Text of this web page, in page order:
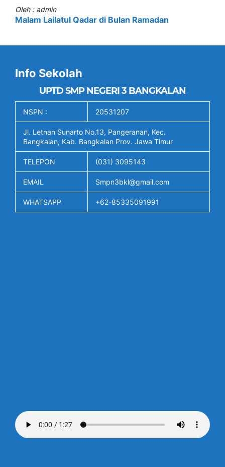
Oleh : admin
Malam Lailatul Qadar di Bulan Ramadan
Info Sekolah
UPTD SMP NEGERI 3 BANGKALAN
NSPN : 20531207
Jl. Letnan Sunarto No.13, Pangeranan, Kec.
Bangkalan, Kab. Bangkalan Prov. Jawa Timur
TELEPON (031) 3095143
EMAIL Smpn3bkl@gmail.com
WHATSAPP +62-85335091991